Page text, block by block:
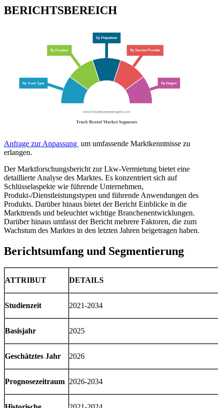
BERICHTSBEREICH
Anfrage zur Anpassung um umfassende Marktkenntnisse zu
erlangen.
Der Marktforschungsbericht zur Lkw-Vermietung bietet eine
detaillierte Analyse des Marktes. Es konzentriert sich auf
Schlüsselaspekte wie führende Unternehmen,
Produkt-/Dienstleistungstypen und führende Anwendungen des
Produkts. Darüber hinaus bietet der Bericht Einblicke in die
Markttrends und beleuchtet wichtige Branchenentwicklungen.
Darüber hinaus umfasst der Bericht mehrere Faktoren, die zum
Wachstum des Marktes in den letzten Jahren beigetragen haben.
Berichtsumfang und Segmentierung
ATTRIBUT DETAILS
Studienzeit 2021-2034
Basisjahr 2025
Geschätztes Jahr 2026
Prognosezeitraum 2026-2034